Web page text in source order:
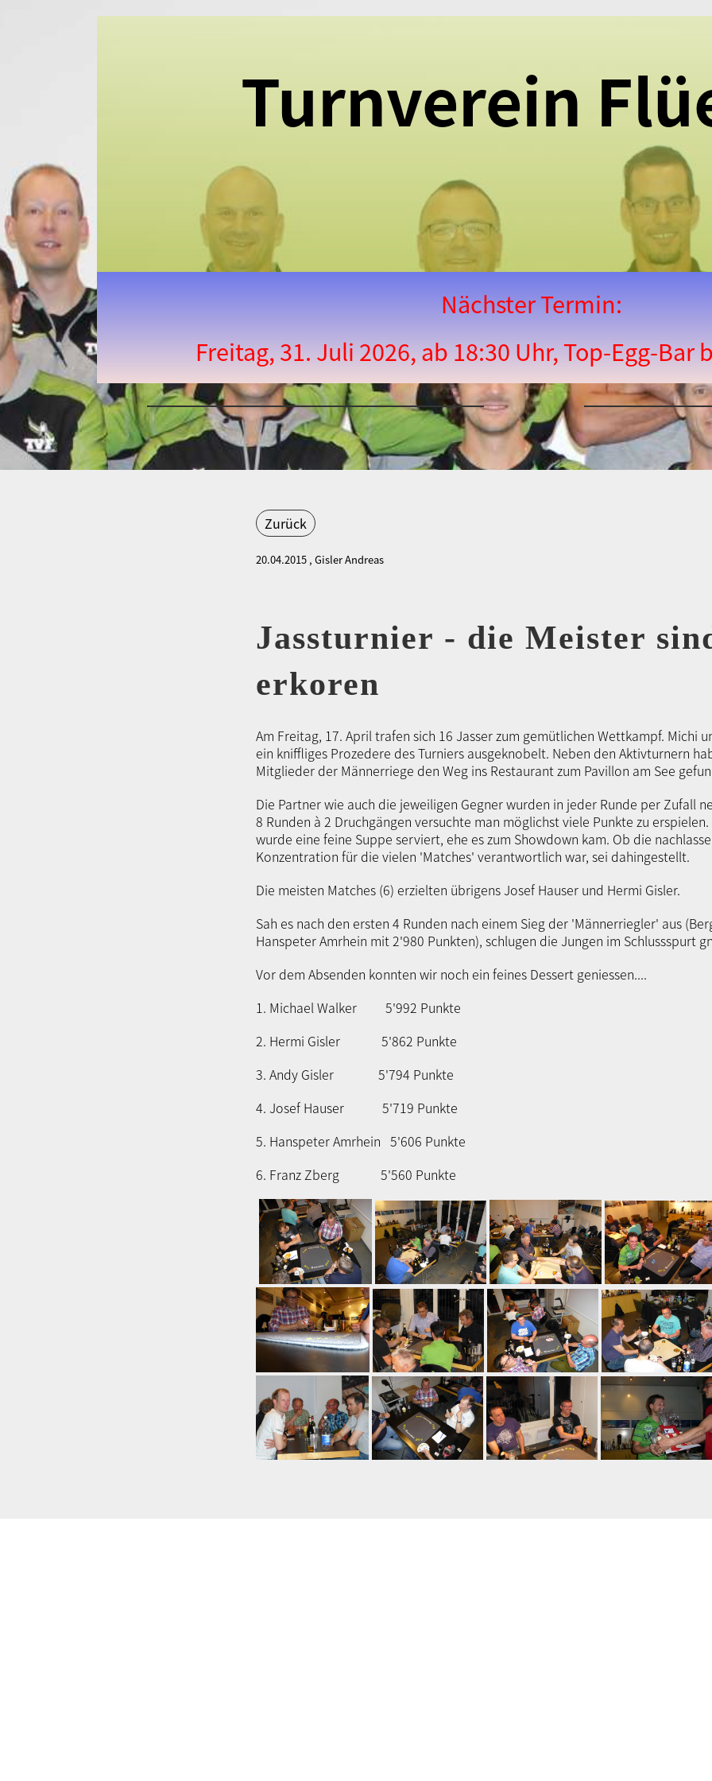
Turnverein
Nächster Termin:
Freitag, 31. Juli 2026, ab 18:30 Uhr, Top-Egg-Bar
Zurück
20.04.2015, Gisler Andreas
Jassturnier - die Meister
erkoren
Am Freitag, 17. April trafen sich 16 Jasser zum gemütlichen Wettkampf. Michi
ein kniffliges Prozedere des Turniers ausgeknobelt. Neben den Aktivturnern
Mitglieder der Männerriege den Weg ins Restaurant zum Pavillon am See
Die Partner wie auch die jeweiligen Gegner wurden in jeder Runde per Zufall
8 Runden à 2 Druchgängen versuchte man möglichst viele Punkte zu
wurde eine feine Suppe serviert, ehe es zum Showdown kam. Ob die
Konzentration für die vielen 'Matches' verantwortlich war, sei dahingestellt.
Die meisten Matches (6) erzielten übrigens Josef Hauser und Hermi Gisler.
Sah es nach den ersten 4 Runden nach einem Sieg der 'Männerriegler' aus
Hanspeter Amrhein mit 2'980 Punkten), schlugen die Jungen im Schlussspurt
Vor dem Absenden konnten wir noch ein feines Dessert geniessen....
1. Michael Walker 5'992 Punkte
2. Hermi Gisler 5'862 Punkte
3. Andy Gisler 5'794 Punkte
4. Josef Hauser 5'719 Punkte
5. Hanspeter Amrhein 5'606 Punkte
6. Franz Zberg 5'560 Punkte